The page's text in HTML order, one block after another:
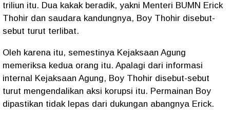
triliun itu. Dua kakak beradik, yakni Menteri BUMN Erick
Thohir dan saudara kandungnya, Boy Thohir disebut-
sebut turut terlibat.
Oleh karena itu, semestinya Kejaksaan Agung
memeriksa kedua orang itu. Apalagi dari informasi
internal Kejaksaan Agung, Boy Thohir disebut-sebut
turut mengendalikan aksi korupsi itu. Permainan Boy
dipastikan tidak lepas dari dukungan abangnya Erick.